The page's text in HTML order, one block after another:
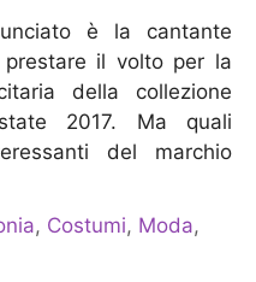
è la cantante
prestare il volto per la
della collezione
2017. Ma quali
del marchio
, Costumi, Moda,